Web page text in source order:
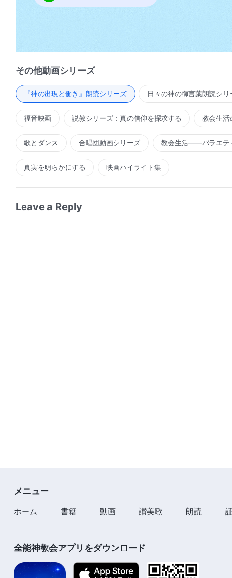
その他動画シリーズ
『神の出現と働き』朗読シリーズ 日々の神の御言葉朗読シリ
福音映画 説教シリーズ：真の信仰を探求する 教会生活
歌とダンス 合唱団動画シリーズ 教会生活――バラエテ
真実を明らかにする 映画ハイライト集
Leave a Reply
メニュー
ホーム 書籍 動画 讃美歌 朗読
全能神教会アプリをダウンロード